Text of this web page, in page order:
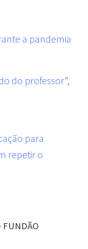
a pandemia
do professor”,
para
repetir o
FUNDÃO